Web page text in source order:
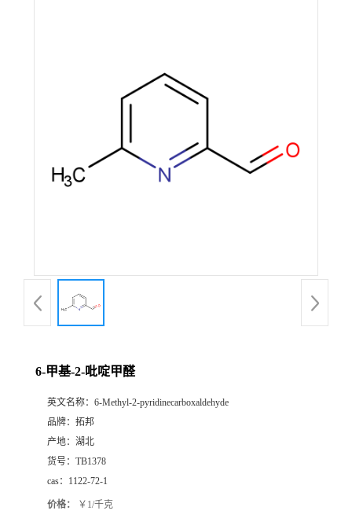
6-甲基-2-吡啶甲醛
英文名称： 6-Methyl-2-pyridinecarboxaldehyde
品牌： 拓邦
产地： 湖北
货号： TB1378
cas： 1122-72-1
价格： ￥1/千克